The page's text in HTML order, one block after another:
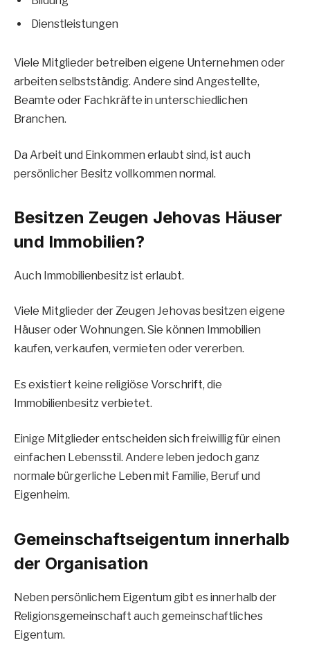
Dienstleistungen
Viele Mitglieder betreiben eigene Unternehmen oder
arbeiten selbstständig. Andere sind Angestellte,
Beamte oder Fachkräfte in unterschiedlichen
Branchen.
Da Arbeit und Einkommen erlaubt sind, ist auch
persönlicher Besitz vollkommen normal.
Besitzen Zeugen Jehovas Häuser
und Immobilien?
Auch Immobilienbesitz ist erlaubt.
Viele Mitglieder der Zeugen Jehovas besitzen eigene
Häuser oder Wohnungen. Sie können Immobilien
kaufen, verkaufen, vermieten oder vererben.
Es existiert keine religiöse Vorschrift, die
Immobilienbesitz verbietet.
Einige Mitglieder entscheiden sich freiwillig für einen
einfachen Lebensstil. Andere leben jedoch ganz
normale bürgerliche Leben mit Familie, Beruf und
Eigenheim.
Gemeinschaftseigentum innerhalb
der Organisation
Neben persönlichem Eigentum gibt es innerhalb der
Religionsgemeinschaft auch gemeinschaftliches
Eigentum.